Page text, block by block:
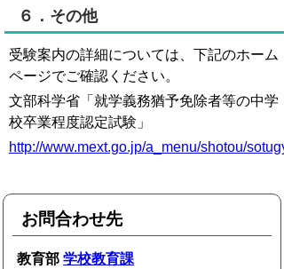
６．その他
受験案内の詳細については、下記のホーム
ページでご確認ください。
文部科学省「就学義務猶予免除者等の中学
校卒業程度認定試験」
http://www.mext.go.jp/a_menu/shotou/
お問合わせ先
教育部学校教育課